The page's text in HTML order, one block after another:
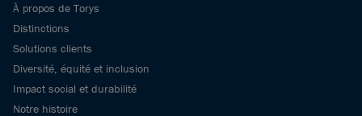
À propos de Torys
Distinctions
Solutions clients
Diversité, équité et inclusion
Impact social et durabilité
Notre histoire